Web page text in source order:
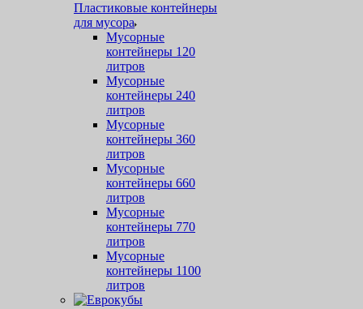
Пластиковые контейнеры
для мусора
Мусорные
контейнеры 120
литров
Мусорные
контейнеры 240
литров
Мусорные
контейнеры 360
литров
Мусорные
контейнеры 660
литров
Мусорные
контейнеры 770
литров
Мусорные
контейнеры 1100
литров